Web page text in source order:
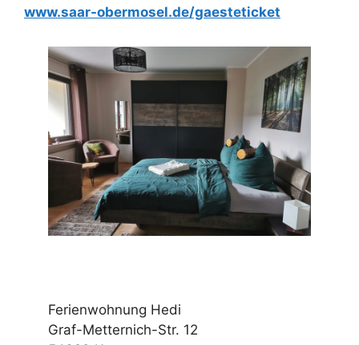
www.saar-obermosel.de/gaesteticket
Ferienwohnung Hedi
Graf-Metternich-Str. 12